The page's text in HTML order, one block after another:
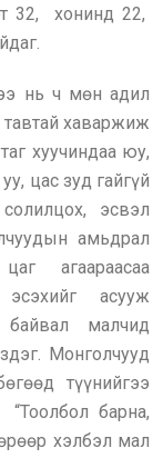
32, хонинд 22,
нь ч мөн адил
тавтай хаваржиж
хуучиндаа юу,
цас зуд гайгүй
эсвэл
амьдрал
агаараасаа
асууж
малчид
Монголчууд
түүнийгээ
барна,
хэлбэл мал